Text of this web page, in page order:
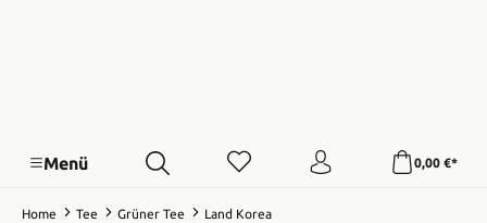
Menü 0,00 €*
Home Tee Grüner Tee Land Korea